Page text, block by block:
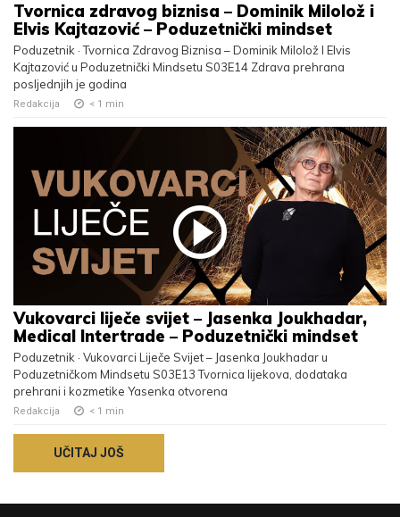
Tvornica zdravog biznisa – Dominik Milolož i
Elvis Kajtazović – Poduzetnički mindset
Poduzetnik · Tvornica Zdravog Biznisa – Dominik Milolož I Elvis
Kajtazović u Poduzetnički Mindsetu S03E14 Zdrava prehrana
posljednjih je godina
Redakcija < 1 min
Vukovarci liječe svijet – Jasenka Joukhadar,
Medical Intertrade – Poduzetnički mindset
Poduzetnik · Vukovarci Liječe Svijet – Jasenka Joukhadar u
Poduzetničkom Mindsetu S03E13 Tvornica lijekova, dodataka
prehrani i kozmetike Yasenka otvorena
Redakcija < 1 min
UČITAJ JOŠ